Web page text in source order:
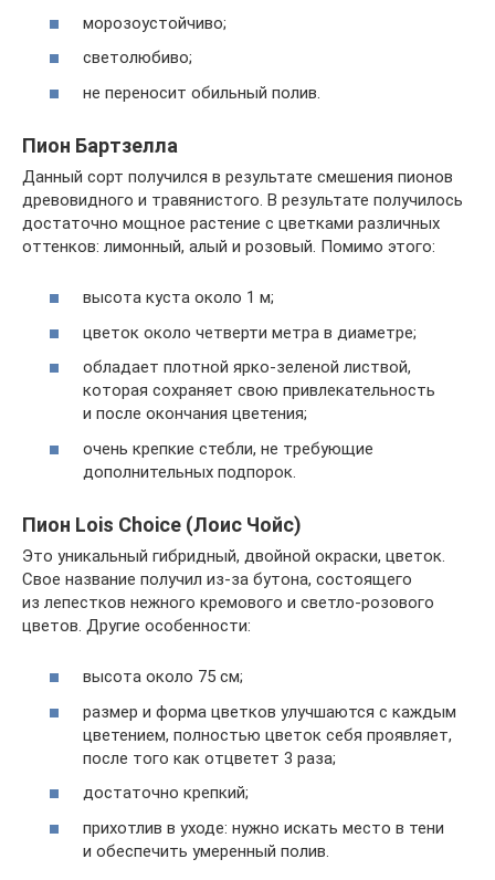
морозоустойчиво;
светолюбиво;
не переносит обильный полив.
Пион Бартзелла
Данный сорт получился в результате смешения пионов
древовидного и травянистого. В результате получилось
достаточно мощное растение с цветками различных
оттенков: лимонный, алый и розовый. Помимо этого:
высота куста около 1 м;
цветок около четверти метра в диаметре;
обладает плотной ярко-зеленой листвой,
которая сохраняет свою привлекательность
и после окончания цветения;
очень крепкие стебли, не требующие
дополнительных подпорок.
Пион Lois Choice (Лоис Чойс)
Это уникальный гибридный, двойной окраски, цветок.
Свое название получил из-за бутона, состоящего
из лепестков нежного кремового и светло-розового
цветов. Другие особенности:
высота около 75 см;
размер и форма цветков улучшаются с каждым
цветением, полностью цветок себя проявляет,
после того как отцветет 3 раза;
достаточно крепкий;
прихотлив в уходе: нужно искать место в тени
и обеспечить умеренный полив.